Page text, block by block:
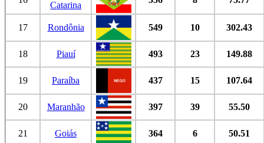
Catarina
17 Rondônia 549 10 302.43
18 Piauí 493 23 149.88
19 Paraíba 437 15 107.64
20 Maranhão 397 39 55.50
21 Goiás 364 6 50.51